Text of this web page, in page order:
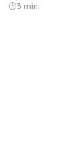
3 min.